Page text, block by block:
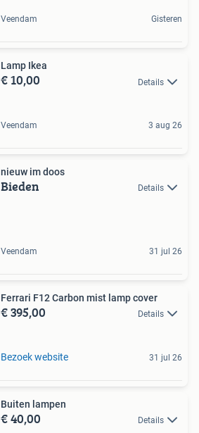
Veendam Gisteren
Lamp Ikea
€ 10,00 Details
Veendam 3 aug 26
nieuw im doos
Bieden Details
Veendam 31 jul 26
Ferrari F12 Carbon mist lamp cover
€ 395,00 Details
Bezoek website 31 jul 26
Buiten lampen
€ 40,00 Details